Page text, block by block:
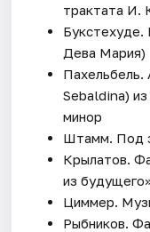
трактата И.
Букстехуде.
Дева Мария)
Пахельбель.
Sebaldina)
минор
Штамм. Под
Крылатов.
из
Циммер.
Рыбников.